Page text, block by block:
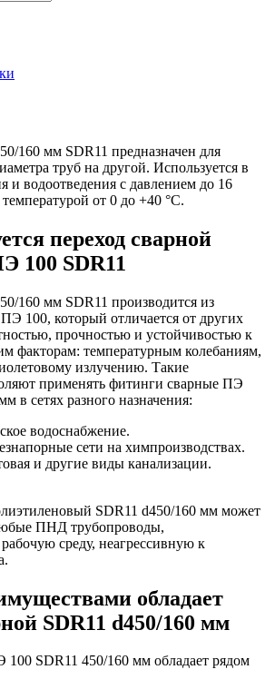
160 мм SDR11 предназначен для
труб на другой. Используется в
и водоотведения с давлением до 16
от 0 до +40 °С.
переход сварной
100 SDR11
160 мм SDR11 производится из
100, который отличается от других
прочностью и устойчивостью к
факторам: температурным колебаниям,
излучению. Такие
применять фитинги сварные ПЭ
в сетях разного назначения:
водоснабжение.
сети на химпроизводствах.
и другие виды канализации.
SDR11 d450/160 мм может
ПНД трубопроводы,
среду, неагрессивную к
обладает
SDR11 d450/160 мм
100 SDR11 450/160 мм обладает рядом